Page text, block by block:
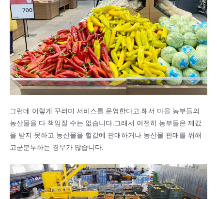
그런데 이렇게 꾸러미 서비스를 운영한다고 해서 마을 농부들의
농산물을 다 책임질 수는 없습니다.그래서 여전히 농부들은 제값
을 받지 못하고 농산물을 헐값에 판매하거나 농산물 판매를 위해
고군분투하는 경우가 많습니다.